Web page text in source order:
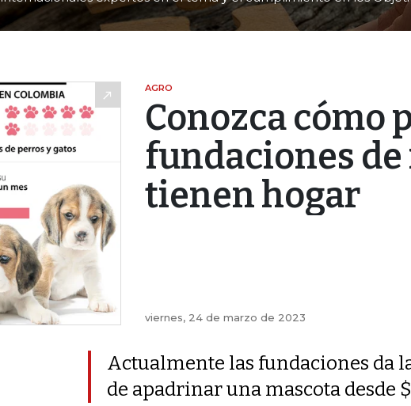
AGRO
Conozca cómo
fundaciones de
tienen hogar
viernes, 24 de marzo de 2023
Actualmente las fundaciones da
de apadrinar una mascota desde